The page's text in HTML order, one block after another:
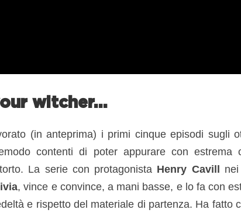
witcher…
(in anteprima) i primi cinque episodi sugli
contenti di poter appurare con estrema
La serie con protagonista Henry Cavill
, vince e convince, a mani basse, e lo fa con
e rispetto del materiale di partenza. Ha fatto